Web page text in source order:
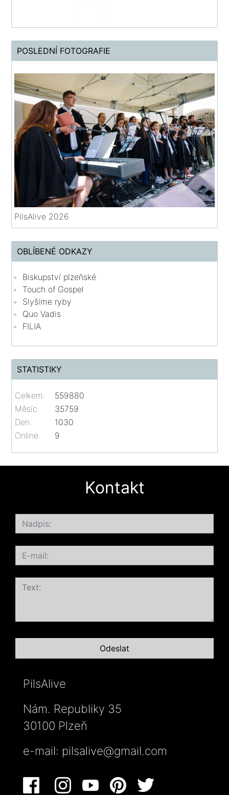
POSLEDNÍ FOTOGRAFIE
PilsAlive 2026
OBLÍBENÉ ODKAZY
Biskupství plzeňské
Touch of Gospel
Slyšíme ryby
Quo Vadis
FILIA
STATISTIKY
Online: 9
Celkem:
559880
Měsíc:
35759
Den:
1030
Kontakt
PilsAlive
Nám. Republiky 35
30100 Plzeň
e-mail: pilsalive@gmail.com